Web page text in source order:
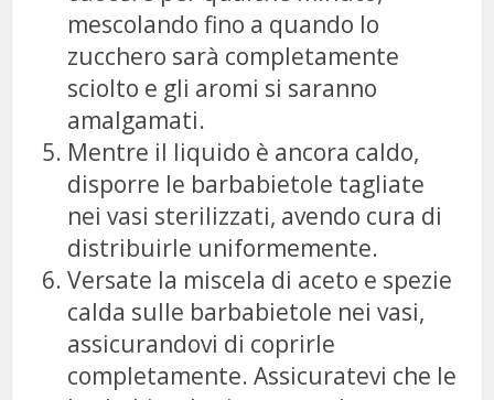
mescolando fino a quando lo
zucchero sarà completamente
sciolto e gli aromi si saranno
amalgamati.
Mentre il liquido è ancora caldo,
disporre le barbabietole tagliate
nei vasi sterilizzati, avendo cura di
distribuirle uniformemente.
Versate la miscela di aceto e spezie
calda sulle barbabietole nei vasi,
assicurandovi di coprirle
completamente. Assicuratevi che le